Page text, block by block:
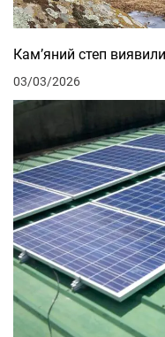
Кам’яний степ
03/03/2026